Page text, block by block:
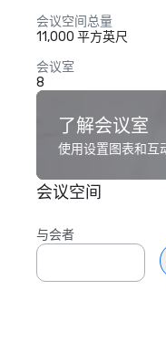
会议空间总量
11,000 平方英尺
会议室
8
了解会议室
使用设置图表和互
会议空间
与会者